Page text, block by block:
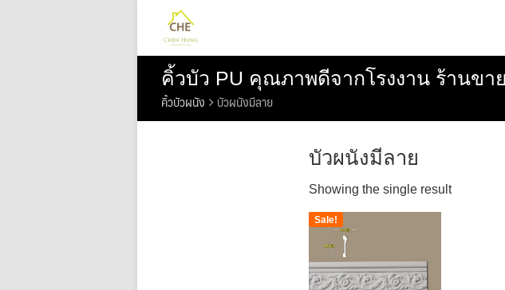
คิ้วบัว PU คุณภาพดีจากโรงงาน ร้านขา
คิ้วบัวผนัง บัวผนังมีลาย
บัวผนังมีลาย
Showing the single result
Sale!